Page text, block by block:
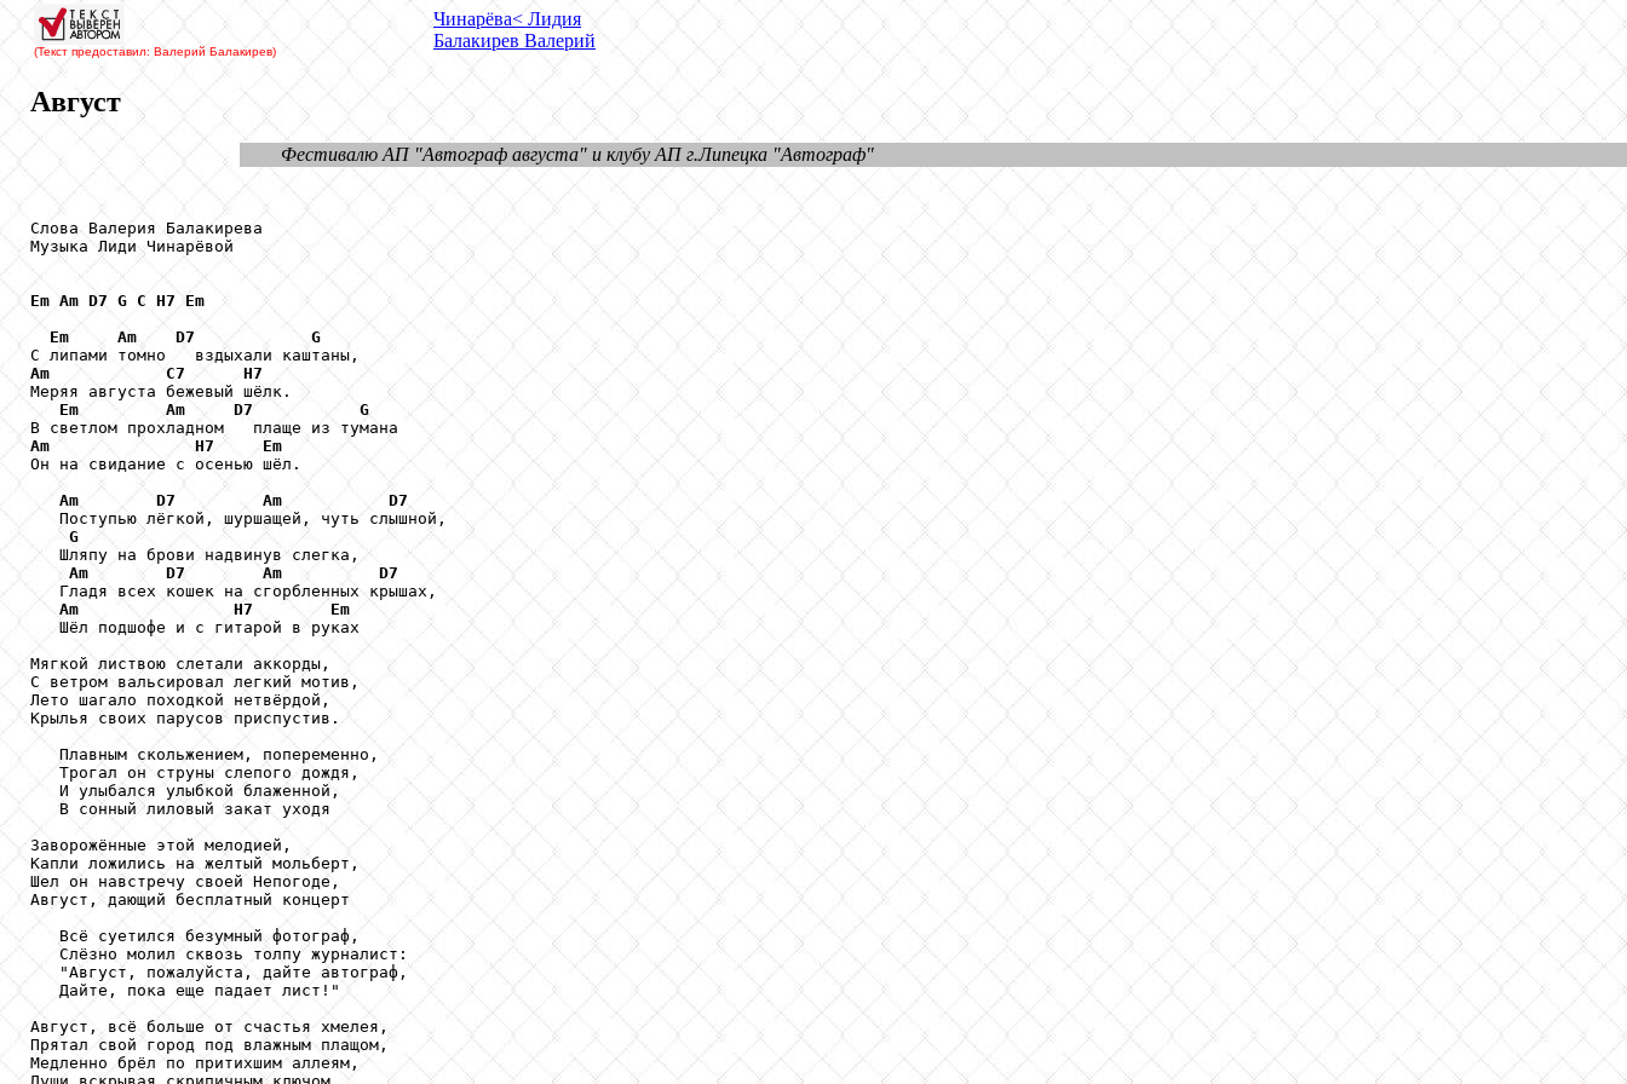
(Текст предоставил: Валерий Балакирев)
Чинарёва< Лидия
Балакирев Валерий
Август
Фестивалю АП "Автограф августа" и клубу АП г.Липецка "Автограф"
Слова Валерия Балакирева
Музыка Лиди Чинарёвой
Em Am D7 G C H7
Em
Em
Am D7
G
Am
C7
H7
Меряя августа бежевый шёлк.
Em
Am D7
G
Am
H7
Em
Он на свидание с осенью шёл.
Am
D7 Am
D7
   Поступью лёгкой, шуршащей, чуть слышной,
G
   Шляпу на брови надвинув слегка,
Am
D7 Am
D7
   Гладя всех кошек на сгорбленных крышах,
Am
H7
Em
   Шёл подшофе и с гитарой в руках
Мягкой листвою слетали аккорды,
С ветром вальсировал легкий мотив,
Лето шагало походкой нетвёрдой,
Крылья своих парусов приспустив.
   Плавным скольжением, попеременно,
   Трогал он струны слепого дождя,
   И улыбался улыбкой блаженной,
   В сонный лиловый закат уходя
Заворожённые этой мелодией,
Капли ложились на желтый мольберт,
Шел он навстречу своей Непогоде,
Август, дающий бесплатный концерт
   Всё суетился безумный фотограф,
   Слёзно молил сквозь толпу журналист:
   "Август, пожалуйста, дайте автограф,
   Дайте, пока еще падает лист!"
Август, всё больше от счастья хмелея,
Прятал свой город под влажным плащом,
Медленно брёл по притихшим аллеям,